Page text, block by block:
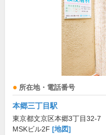
所在地・電話番号
本郷三丁目駅
東京都文京区本郷3丁目32-7
MSKビル2F [地図]